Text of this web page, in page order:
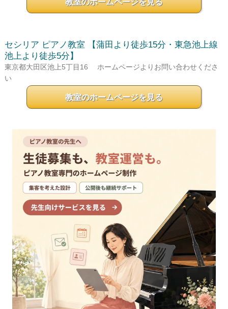
教室のホームページを見る
セシリア ピアノ教室
【蒲田より徒歩15分・東急池上線
池上より徒歩5分】
東京都大田区池上5丁目16
ホームページよりお問い合わせくださ
い
教室のホームページを見る